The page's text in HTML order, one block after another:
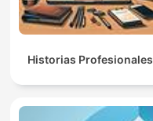
Historias Profesionales